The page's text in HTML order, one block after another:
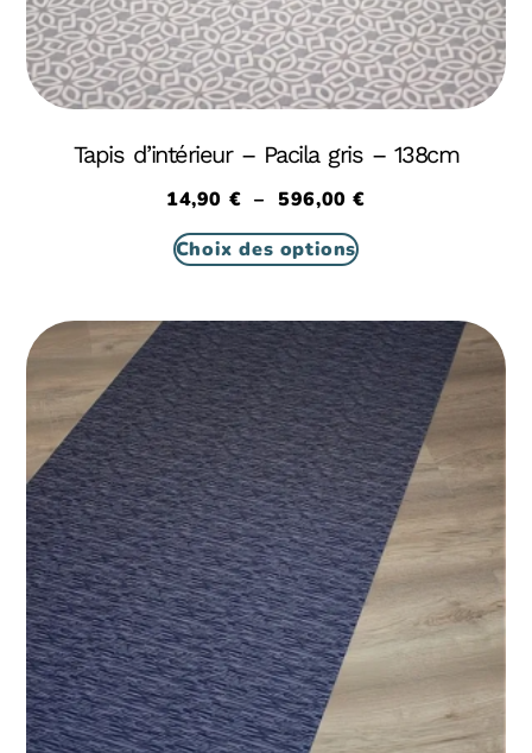
Tapis d’intérieur – Pacila gris – 138cm
14,90 € – 596,00€
Choix des options